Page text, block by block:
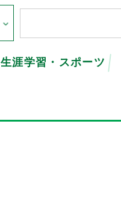
生涯学習・スポーツ